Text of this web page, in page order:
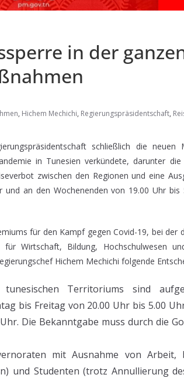
in der
, Hichem Mechichi, Regierungspräsidentschaft,
schließlich die neuen
in Tunesien verkündete, darunter die
zwischen den Regionen und eine
an den Wochenenden von 19.00 Uhr bis
für den Kampf gegen Covid-19, bei der
Wirtschaft, Bildung, Hochschulwesen
Hichem Mechichi folgende
Territoriums sind
bis Freitag von 20.00 Uhr bis 5.00
Die Bekanntgabe muss durch die
mit Ausnahme von Arbeit,
und Studenten (trotz Annullierung